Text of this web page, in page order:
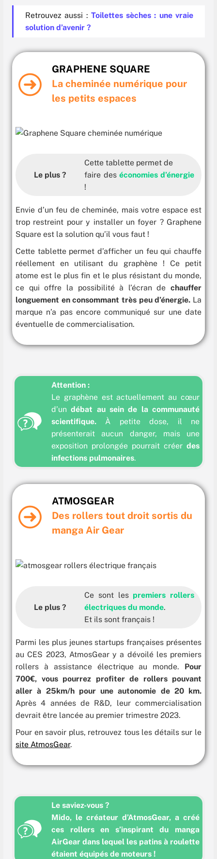
Retrouvez aussi : Toilettes sèches : une vraie
solution d’avenir ?
GRAPHENE SQUARE
La cheminée numérique pour
les petits espaces
Le plus ?
Cette tablette permet de
faire des économies d’énergie
!
Envie d’un feu de cheminée, mais votre espace est
trop restreint pour y installer un foyer ? Graphene
Square est la solution qu’il vous faut !
Cette tablette permet d’afficher un feu qui chauffe
réellement en utilisant du graphène ! Ce petit
atome est le plus fin et le plus résistant du monde,
ce qui offre la possibilité à l’écran de chauffer
longuement en consommant très peu d’énergie. La
marque n’a pas encore communiqué sur une date
éventuelle de commercialisation.
Attention :
Le graphène est actuellement au cœur
d’undébat au sein de la communauté
scientifique. À petite dose, il ne
présenterait aucun danger, mais une
exposition prolongée pourrait créer des
infections pulmonaires.
ATMOSGEAR
Des rollers tout droit sortis du
manga Air Gear
Le plus ?
Ce sont les premiers rollers
électriques du monde.
Et ils sont français !
Parmi les plus jeunes startups françaises présentes
au CES 2023, AtmosGear y a dévoilé les premiers
rollers à assistance électrique au monde. Pour
700€, vous pourrez profiter de rollers pouvant
aller à 25km/h pour une autonomie de 20 km.
Après 4 années de R&D, leur commercialisation
devrait être lancée au premier trimestre 2023.
Pour en savoir plus, retrouvez tous les détails sur le
site AtmosGear.
Le saviez-vous ?
Mido, le créateur d’AtmosGear, a créé
ces rollers en s’inspirant du manga
AirGear dans lequel les patins à roulette
étaient équipés de moteurs !